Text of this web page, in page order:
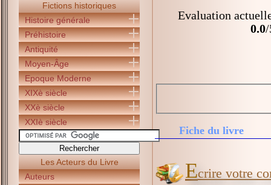
Fictions historiques
Histoire générale
Préhistoire
Antiquité
Moyen-Âge
Epoque Moderne
XIXè siècle
XXè siècle
XXIè siècle
Les Acteurs du Livre
Auteurs
Evaluation
0.0/
Fiche du livre
Ecrire votre